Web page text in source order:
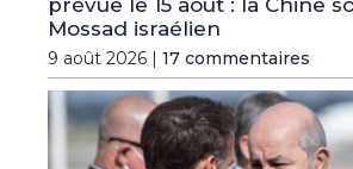
prévue le 15 août : la Chine
Mossad israélien
9 août 2026 | 17 commentaires